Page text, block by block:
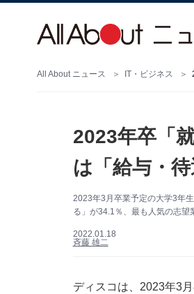
All About ニュース IT・ビジネス
2023年卒「
は「給与・
2023年3月卒業予定の大学3年
る」が34.1％、最も人気の志望
2022.01.18
斉藤 雄二
ディスコは、2023年3